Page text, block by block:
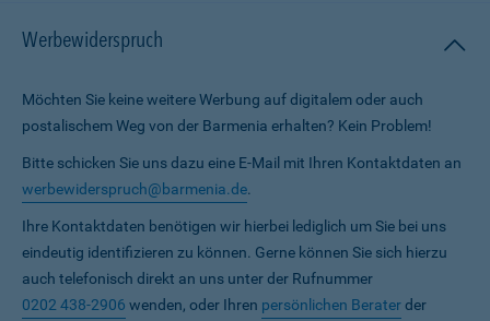
Werbewiderspruch
Möchten Sie keine weitere Werbung auf digitalem oder auch
postalischem Weg von der Barmenia erhalten? Kein Problem!
Bitte schicken Sie uns dazu eine E-Mail mit Ihren Kontaktdaten an
werbewiderspruch@barmenia.de.
Ihre Kontaktdaten benötigen wir hierbei lediglich um Sie bei uns
eindeutig identifizieren zu können. Gerne können Sie sich hierzu
auch telefonisch direkt an uns unter der Rufnummer
0202 438-2906 wenden, oder Ihren persönlichen Beraterder